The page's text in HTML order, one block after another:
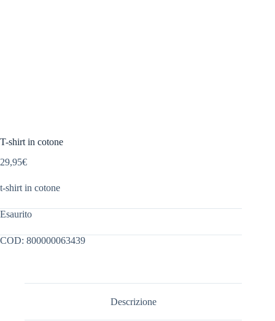
T-shirt in cotone
29,95€
t-shirt in cotone
Esaurito
COD: 800000063439
Descrizione